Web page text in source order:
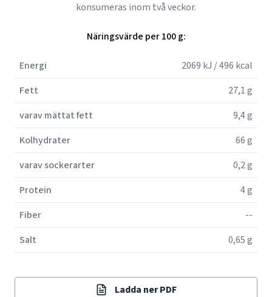
konsumeras inom två veckor.
Näringsvärde per 100 g:
Energi
2069 kJ / 496 kcal
Fett
27,1 g
varav mättat fett
9,4 g
Kolhydrater
66 g
varav sockerarter
0,2 g
Protein
4 g
Fiber
--
Salt
0,65 g
Ladda ner PDF